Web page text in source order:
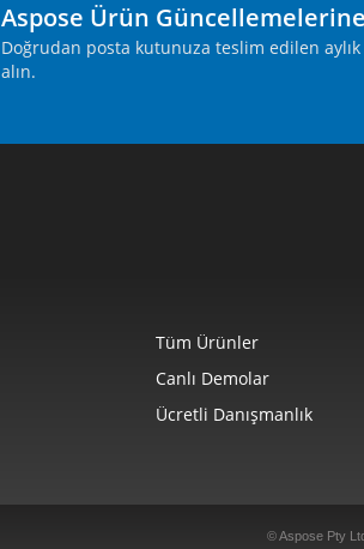
Aspose Ürün
Doğrudan posta kutunuza teslim edilen
alın.
Tüm Ürünler
Canlı Demolar
Ücretli Danışmanlık
© Aspose Pty